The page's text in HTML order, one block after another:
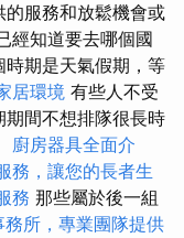
服務和放鬆機會或
經知道要去哪個國
期是天氣假期，等
居環境 有些人不受
間不想排隊很長時
廚房器具全面介
務，讓您的長者生
務 那些屬於後一組
務所，專業團隊提供